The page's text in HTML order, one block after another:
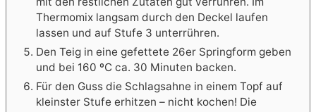
Thermomix langsam durch den Deckel laufen
lassen und auf Stufe 3 unterrühren.
Den Teig in eine gefettete 26er Springform geben
und bei 160 ºC ca. 30 Minuten backen.
Für den Guss die Schlagsahne in einem Topf auf
kleinster Stufe erhitzen – nicht kochen! Die